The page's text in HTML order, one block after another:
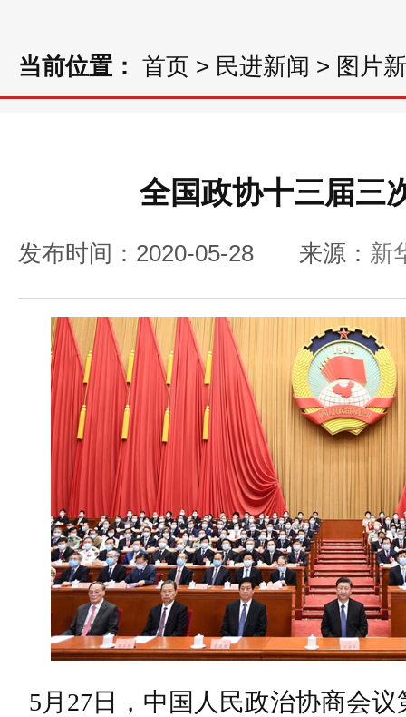
当前位置： 首页 > 民进新闻 > 图片
全国政协十三届三
发布时间：2020-05-28 来源： 新
5月27日，中国人民政治协商会